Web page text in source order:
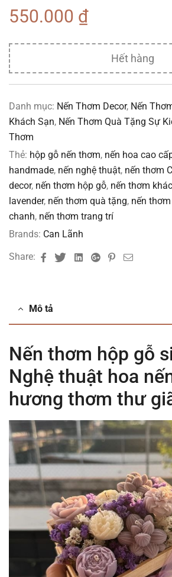
550.000 ₫
Hết hàng
Danh mục: Nến Thơm Decor, Nến
Khách Sạn, Nến Thơm Quà Tặng Sự
Thơm
Thẻ: hộp gỗ nến thơm, nến hoa cao
handmade, nến nghệ thuật, nến thơm
decor, nến thơm hộp gỗ, nến thơm
lavender, nến thơm quà tặng, nến
chanh, nến thơm trang trí
Brands: Can Lãnh
Share:
FacebookTwitterLinkedinGoogle+Pinterest
Email
Mô tả
Nến thơm hộp gỗ
Nghệ thuật hoa
hương thơm thư